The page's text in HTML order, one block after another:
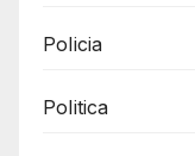
Policia
Politica